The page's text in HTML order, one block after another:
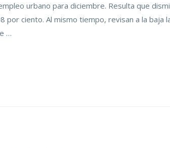
urbano para diciembre. Resulta que
ciento. Al mismo tiempo, revisan a la baja
…